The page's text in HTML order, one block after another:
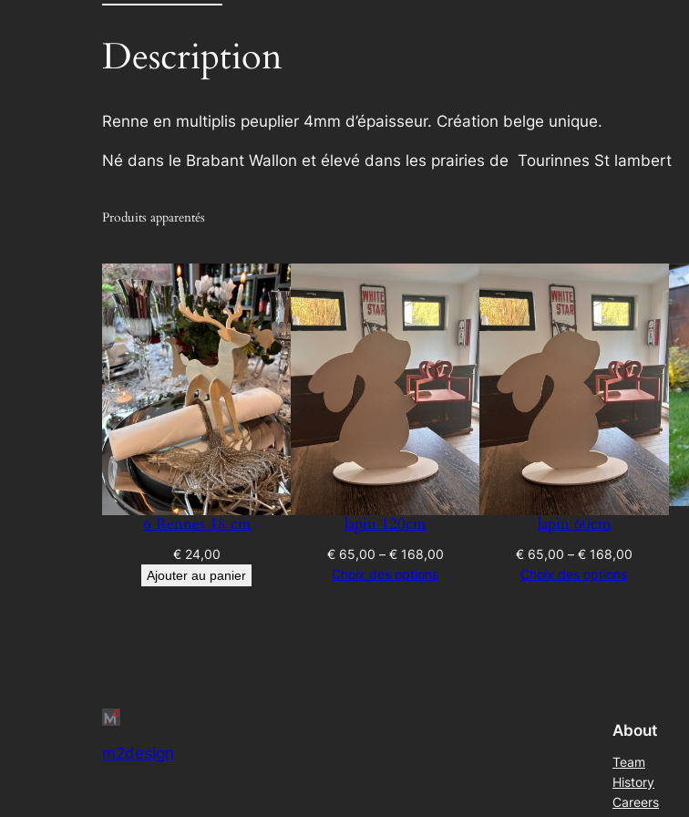
8
Description
Renne en multiplis peuplier 4mm d’épaisseur. Création belge unique.
Né dans le Brabant Wallon et élevé dans les prairies de Tourinnes St lambert
Produits apparentés
6 Rennes 18 cm
€24,00
Ajouter au panier
lapin 120cm
€65,00 – €168,00Price
Choix des options
lapin 60cm
€65,00 – €168,00Price
Choix des options
m2design
About
Team
History
Careers